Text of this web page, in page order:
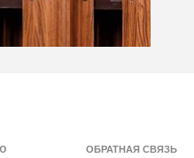
ОБРАТНАЯ СВЯЗЬ